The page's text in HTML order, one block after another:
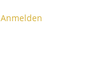
Anmelden